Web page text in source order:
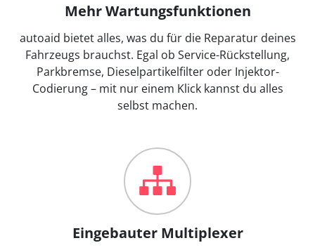
Mehr Wartungsfunktionen
autoaid bietet alles, was du für die Reparatur deines
Fahrzeugs brauchst. Egal ob Service-Rückstellung,
Parkbremse, Dieselpartikelfilter oder Injektor-
Codierung – mit nur einem Klick kannst du alles
selbst machen.
Eingebauter Multiplexer